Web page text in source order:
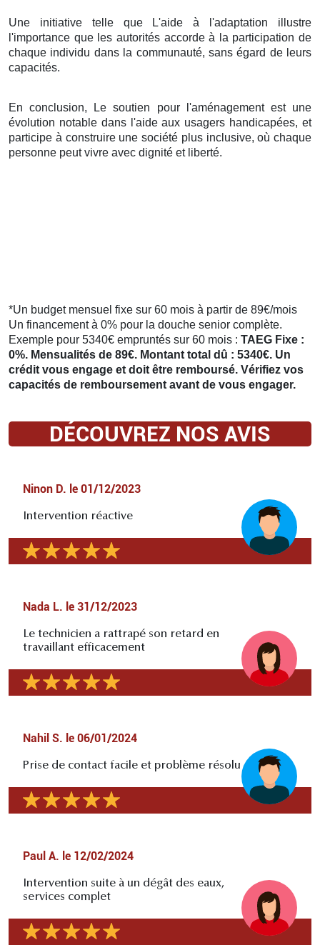
Une initiative telle que L'aide à l'adaptation illustre
l'importance que les autorités accorde à la participation de
chaque individu dans la communauté, sans égard de leurs
capacités.
En conclusion, Le soutien pour l'aménagement est une
évolution notable dans l'aide aux usagers handicapées, et
participe à construire une société plus inclusive, où chaque
personne peut vivre avec dignité et liberté.
*Un budget mensuel fixe sur 60 mois à partir de 89€/mois
Un financement à 0% pour la douche senior complète.
Exemple pour 5340€ empruntés sur 60 mois : TAEG Fixe :
0%. Mensualités de 89€. Montant total dû : 5340€. Un
crédit vous engage et doit être remboursé. Vérifiez vos
capacités de remboursement avant de vous engager.
DÉCOUVREZ NOS AVIS
Ninon D. le 01/12/2023
Intervention réactive
Nada L. le 31/12/2023
Le technicien a rattrapé son retard en
travaillant efficacement
Nahil S. le 06/01/2024
Prise de contact facile et problème résolu
Paul A. le 12/02/2024
Intervention suite à un dégât des eaux,
services complet